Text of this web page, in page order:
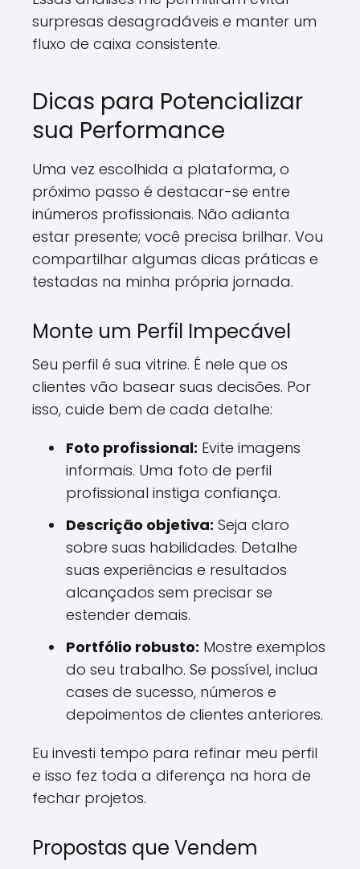
surpresas desagradáveis e manter um
fluxo de caixa consistente.
Dicas para Potencializar
sua Performance
Uma vez escolhida a plataforma, o
próximo passo é destacar-se entre
inúmeros profissionais. Não adianta
estar presente; você precisa brilhar. Vou
compartilhar algumas dicas práticas e
testadas na minha própria jornada.
Monte um Perfil Impecável
Seu perfil é sua vitrine. É nele que os
clientes vão basear suas decisões. Por
isso, cuide bem de cada detalhe:
Foto profissional: Evite imagens
informais. Uma foto de perfil
profissional instiga confiança.
Descrição objetiva: Seja claro
sobre suas habilidades. Detalhe
suas experiências e resultados
alcançados sem precisar se
estender demais.
Portfólio robusto: Mostre exemplos
do seu trabalho. Se possível, inclua
cases de sucesso, números e
depoimentos de clientes anteriores.
Eu investi tempo para refinar meu perfil
e isso fez toda a diferença na hora de
fechar projetos.
Propostas que Vendem